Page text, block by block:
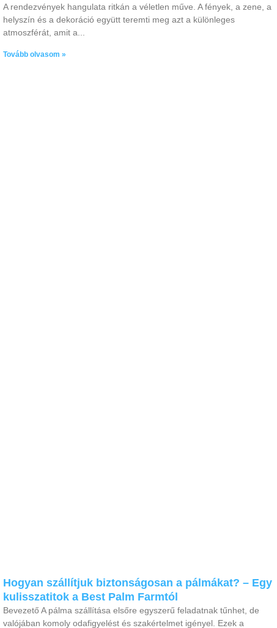
A rendezvények hangulata ritkán a véletlen műve. A fények, a zene, a
helyszín és a dekoráció együtt teremti meg azt a különleges
atmoszférát, amit a
Tovább olvasom »
Hogyan szállítjuk biztonságosan a pálmákat? – Egy
kulisszatitok a Best Palm Farmtól
Bevezető A pálma szállítása elsőre egyszerű feladatnak tűnhet, de
valójában komoly odafigyelést és szakértelmet igényel. Ezek a